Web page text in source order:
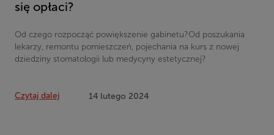
się opłaci?
Od czego rozpocząć powiększenie gabinetu?Od poszukania
lekarzy, remontu pomieszczeń, pojechania na kurs z nowej
dziedziny stomatologii lub medycyny estetycznej?
Czytaj dalej 14 lutego 2024